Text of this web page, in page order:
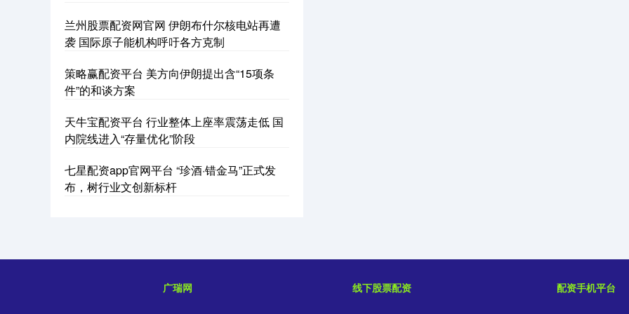
兰州股票配资网官网 伊朗布什尔核电站再遭
袭 国际原子能机构呼吁各方克制
策略赢配资平台 美方向伊朗提出含“15项条
件”的和谈方案
天牛宝配资平台 行业整体上座率震荡走低 国
内院线进入“存量优化”阶段
七星配资app官网平台 “珍酒·错金马”正式发
布，树行业文创新标杆
广瑞网 线下股票配资 配资手机平台